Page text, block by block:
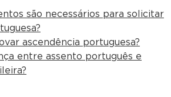
são necessários para solicitar
ascendência portuguesa?
entre assento português e